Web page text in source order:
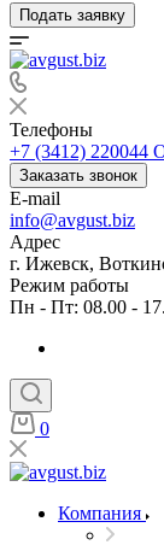
Подать заявку
Телефоны
+7 (3412) 220044
Заказать звонок
E-mail
info@avgust.biz
Адрес
г. Ижевск,
Режим работы
Пн - Пт: 08.00 -
0
Компания